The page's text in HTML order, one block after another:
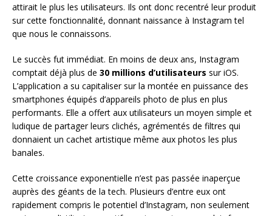
attirait le plus les utilisateurs. Ils ont donc recentré leur produit
sur cette fonctionnalité, donnant naissance à Instagram tel
que nous le connaissons.
Le succès fut immédiat. En moins de deux ans, Instagram
comptait déjà plus de 30 millions d’utilisateurs sur iOS.
L’application a su capitaliser sur la montée en puissance des
smartphones équipés d’appareils photo de plus en plus
performants. Elle a offert aux utilisateurs un moyen simple et
ludique de partager leurs clichés, agrémentés de filtres qui
donnaient un cachet artistique même aux photos les plus
banales.
Cette croissance exponentielle n’est pas passée inaperçue
auprès des géants de la tech. Plusieurs d’entre eux ont
rapidement compris le potentiel d’Instagram, non seulement